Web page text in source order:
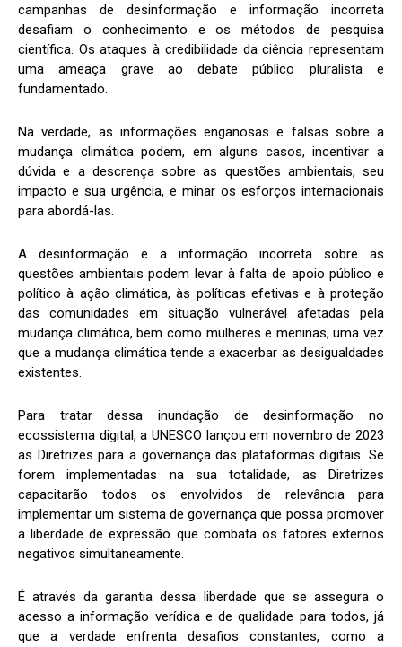
campanhas de desinformação e informação incorreta
desafiam o conhecimento e os métodos de pesquisa
científica. Os ataques à credibilidade da ciência representam
uma ameaça grave ao debate público pluralista e
fundamentado.
Na verdade, as informações enganosas e falsas sobre a
mudança climática podem, em alguns casos, incentivar a
dúvida e a descrença sobre as questões ambientais, seu
impacto e sua urgência, e minar os esforços internacionais
para abordá-las.
A desinformação e a informação incorreta sobre as
questões ambientais podem levar à falta de apoio público e
político à ação climática, às políticas efetivas e à proteção
das comunidades em situação vulnerável afetadas pela
mudança climática, bem como mulheres e meninas, uma vez
que a mudança climática tende a exacerbar as desigualdades
existentes.
Para tratar dessa inundação de desinformação no
ecossistema digital, a UNESCO lançou em novembro de 2023
as Diretrizes para a governança das plataformas digitais. Se
forem implementadas na sua totalidade, as Diretrizes
capacitarão todos os envolvidos de relevância para
implementar um sistema de governança que possa promover
a liberdade de expressão que combata os fatores externos
negativos simultaneamente.
É através da garantia dessa liberdade que se assegura o
acesso a informação verídica e de qualidade para todos, já
que a verdade enfrenta desafios constantes, como a